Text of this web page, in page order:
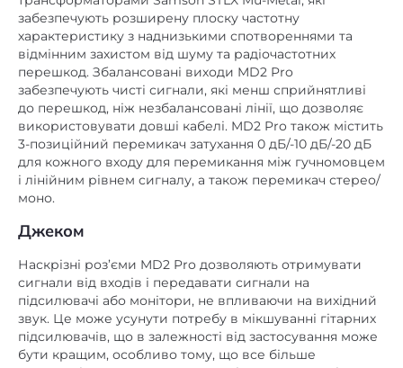
характеристику з наднизькими спотвореннями та
відмінним захистом від шуму та радіочастотних
перешкод. Збалансовані виходи MD2 Pro
забезпечують чисті сигнали, які менш сприйнятливі
до перешкод, ніж незбалансовані лінії, що дозволяє
використовувати довші кабелі. MD2 Pro також містить
3-позиційний перемикач затухання 0 дБ/-10 дБ/-20 дБ
для кожного входу для перемикання між гучномовцем
і лінійним рівнем сигналу, а також перемикач стерео/
моно.
Джеком
Наскрізні роз’єми MD2 Pro дозволяють отримувати
сигнали від входів і передавати сигнали на
підсилювачі або монітори, не впливаючи на вихідний
звук. Це може усунути потребу в мікшуванні гітарних
підсилювачів, що в залежності від застосування може
бути кращим, особливо тому, що все більше
музикантів використовують монітори-вкладиші.